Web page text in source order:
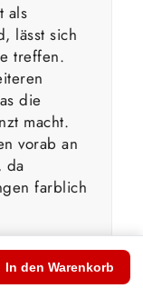
als
lässt sich
treffen.
die
macht.
vorab an
da
farblich
&
In den Warenkorb
🛒 👤
Konto